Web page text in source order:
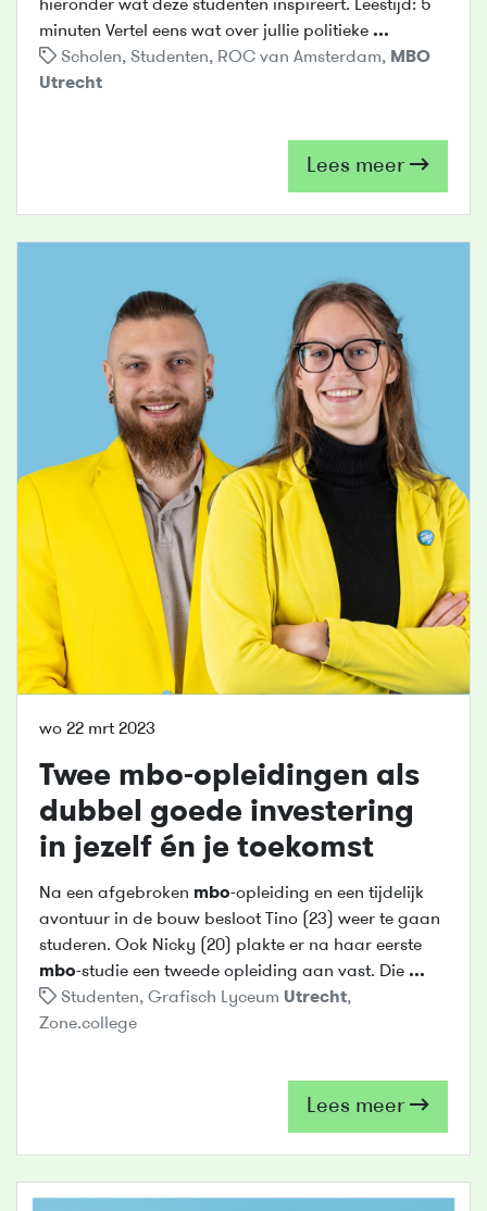
hieronder wat deze studenten inspireert. Leestijd: 5
minuten Vertel eens wat over jullie politieke ...
Scholen, Studenten, ROC van Amsterdam, MBO
Utrecht
Lees meer
wo 22 mrt 2023
Twee mbo-opleidingen als
dubbel goede investering
in jezelf én je toekomst
Na een afgebroken mbo-opleiding en een tijdelijk
avontuur in de bouw besloot Tino (23) weer te gaan
studeren. Ook Nicky (20) plakte er na haar eerste
mbo-studie een tweede opleiding aan vast. Die ...
Studenten, Grafisch Lyceum Utrecht,
Zone.college
Lees meer